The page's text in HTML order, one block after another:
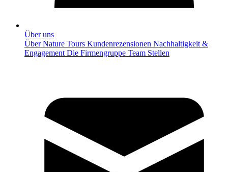
Über uns
Über Nature Tours Kundenrezensionen Nachhaltigkeit &
Engagement Die Firmengruppe Team Stellen